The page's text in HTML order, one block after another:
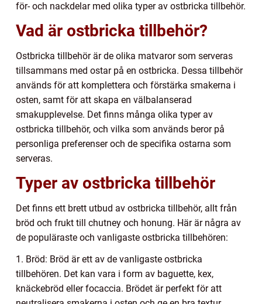
för- och nackdelar med olika typer av ostbricka tillbehör.
Vad är ostbricka tillbehör?
Ostbricka tillbehör är de olika matvaror som serveras
tillsammans med ostar på en ostbricka. Dessa tillbehör
används för att komplettera och förstärka smakerna i
osten, samt för att skapa en välbalanserad
smakupplevelse. Det finns många olika typer av
ostbricka tillbehör, och vilka som används beror på
personliga preferenser och de specifika ostarna som
serveras.
Typer av ostbricka tillbehör
Det finns ett brett utbud av ostbricka tillbehör, allt från
bröd och frukt till chutney och honung. Här är några av
de populäraste och vanligaste ostbricka tillbehören:
1. Bröd: Bröd är ett av de vanligaste ostbricka
tillbehören. Det kan vara i form av baguette, kex,
knäckebröd eller focaccia. Brödet är perfekt för att